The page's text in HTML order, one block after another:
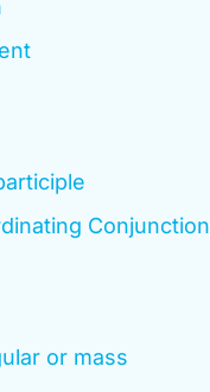
Conjunction
or mass